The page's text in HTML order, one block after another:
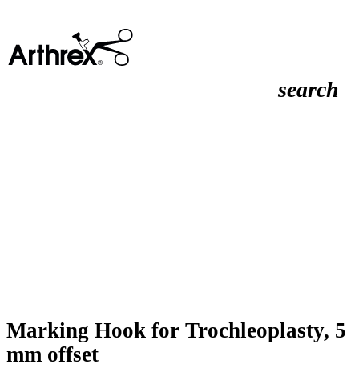
search
Marking Hook for Trochleoplasty, 5
mm offset